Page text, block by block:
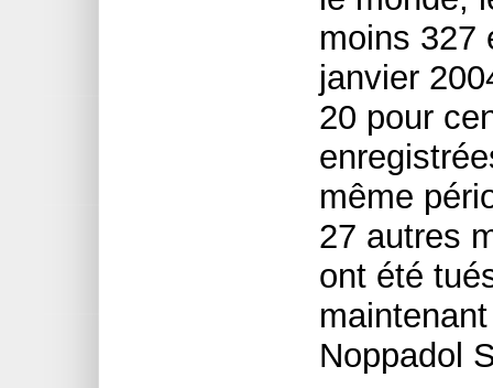
moins 327
janvier
20 pour
même
27 autres
ont été
Noppadol